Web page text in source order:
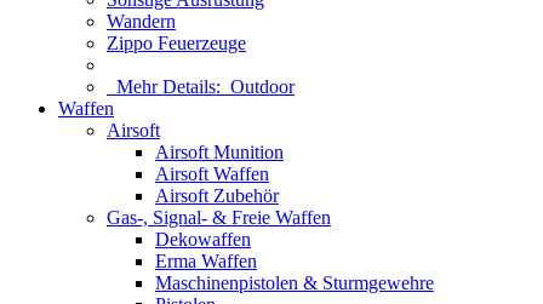
Wandern
Zippo Feuerzeuge
Mehr Details: Outdoor
Waffen
Airsoft
Airsoft Munition
Airsoft Waffen
Airsoft Zubehör
Gas-, Signal- & Freie Waffen
Dekowaffen
Erma Waffen
Maschinenpistolen & Sturmgewehre